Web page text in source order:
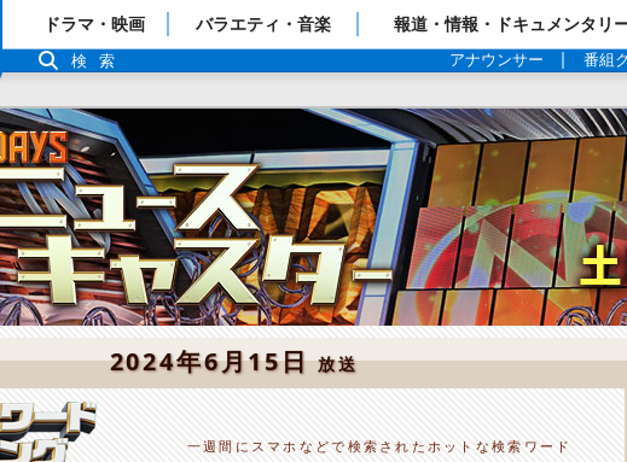
「TBSテレビ」トップページ
番組表
ドラマ・映画 バラエティ・音楽 報道・情報・ドキュメンタリ
アナウンサー 番組
検索
2024年6月15日放送
一週間にスマホなどで検索されたホットな検索ワード